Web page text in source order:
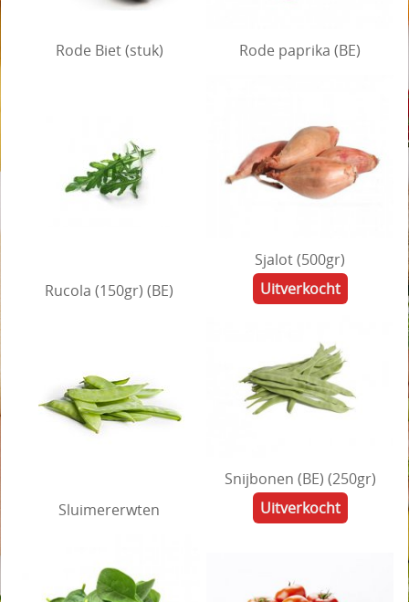
Rode Biet (stuk) Rode paprika (BE)
Rucola (150gr) (BE)
Sjalot (500gr)
Uitverkocht
Sluimererwten
Snijbonen (BE) (250gr)
Uitverkocht